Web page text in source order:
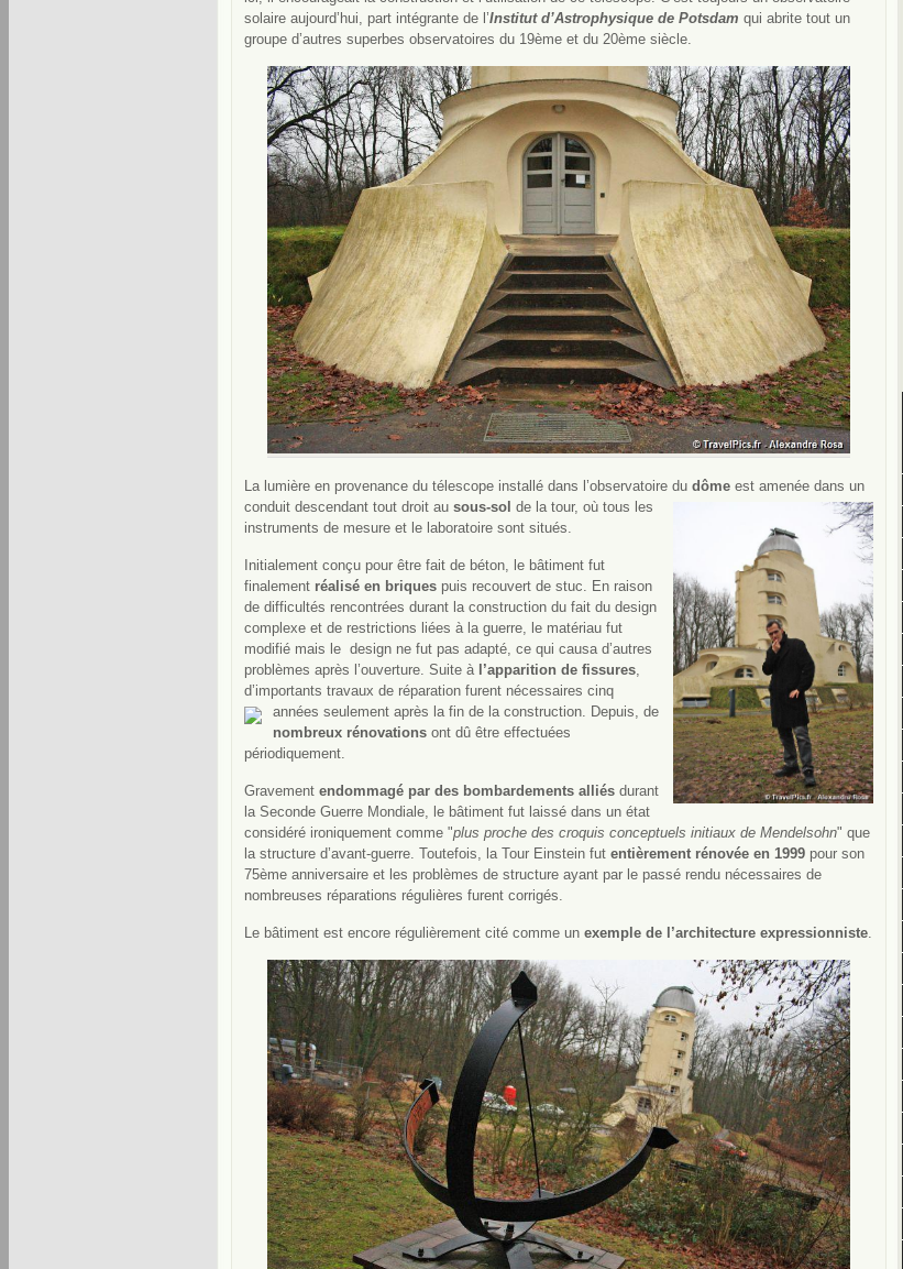
solaire aujourd’hui, part intégrante de l’Institut d’Astrophysique de Potsdam qui abrite tout un
groupe d’autres superbes observatoires du 19ème et du 20ème siècle.
La lumière en provenance du télescope installé dans l’observatoire du dôme est amenée dans un
conduit descendant tout droit au sous-sol de la tour, où tous les
instruments de mesure et le laboratoire sont situés.
Initialement conçu pour être fait de béton, le bâtiment fut
finalement réalisé en briques puis recouvert de stuc. En raison
de difficultés rencontrées durant la construction du fait du design
complexe et de restrictions liées à la guerre, le matériau fut
modifié mais le design ne fut pas adapté, ce qui causa d’autres
problèmes après l’ouverture. Suite à l’apparition de fissures,
d’importants travaux de réparation furent nécessaires cinq
années seulement après la fin de la construction. Depuis, de
nombreux rénovations ont dû être effectuées
périodiquement.
Gravement endommagé par des bombardements alliés durant
la Seconde Guerre Mondiale, le bâtiment fut laissé dans un état
considéré ironiquement comme "plus proche des croquis conceptuels initiaux de Mendelsohn" que
la structure d’avant-guerre. Toutefois, la Tour Einstein fut entièrement rénovée en 1999 pour son
75ème anniversaire et les problèmes de structure ayant par le passé rendu nécessaires de
nombreuses réparations régulières furent corrigés.
Le bâtiment est encore régulièrement cité comme un exemple de l’architecture expressionniste.